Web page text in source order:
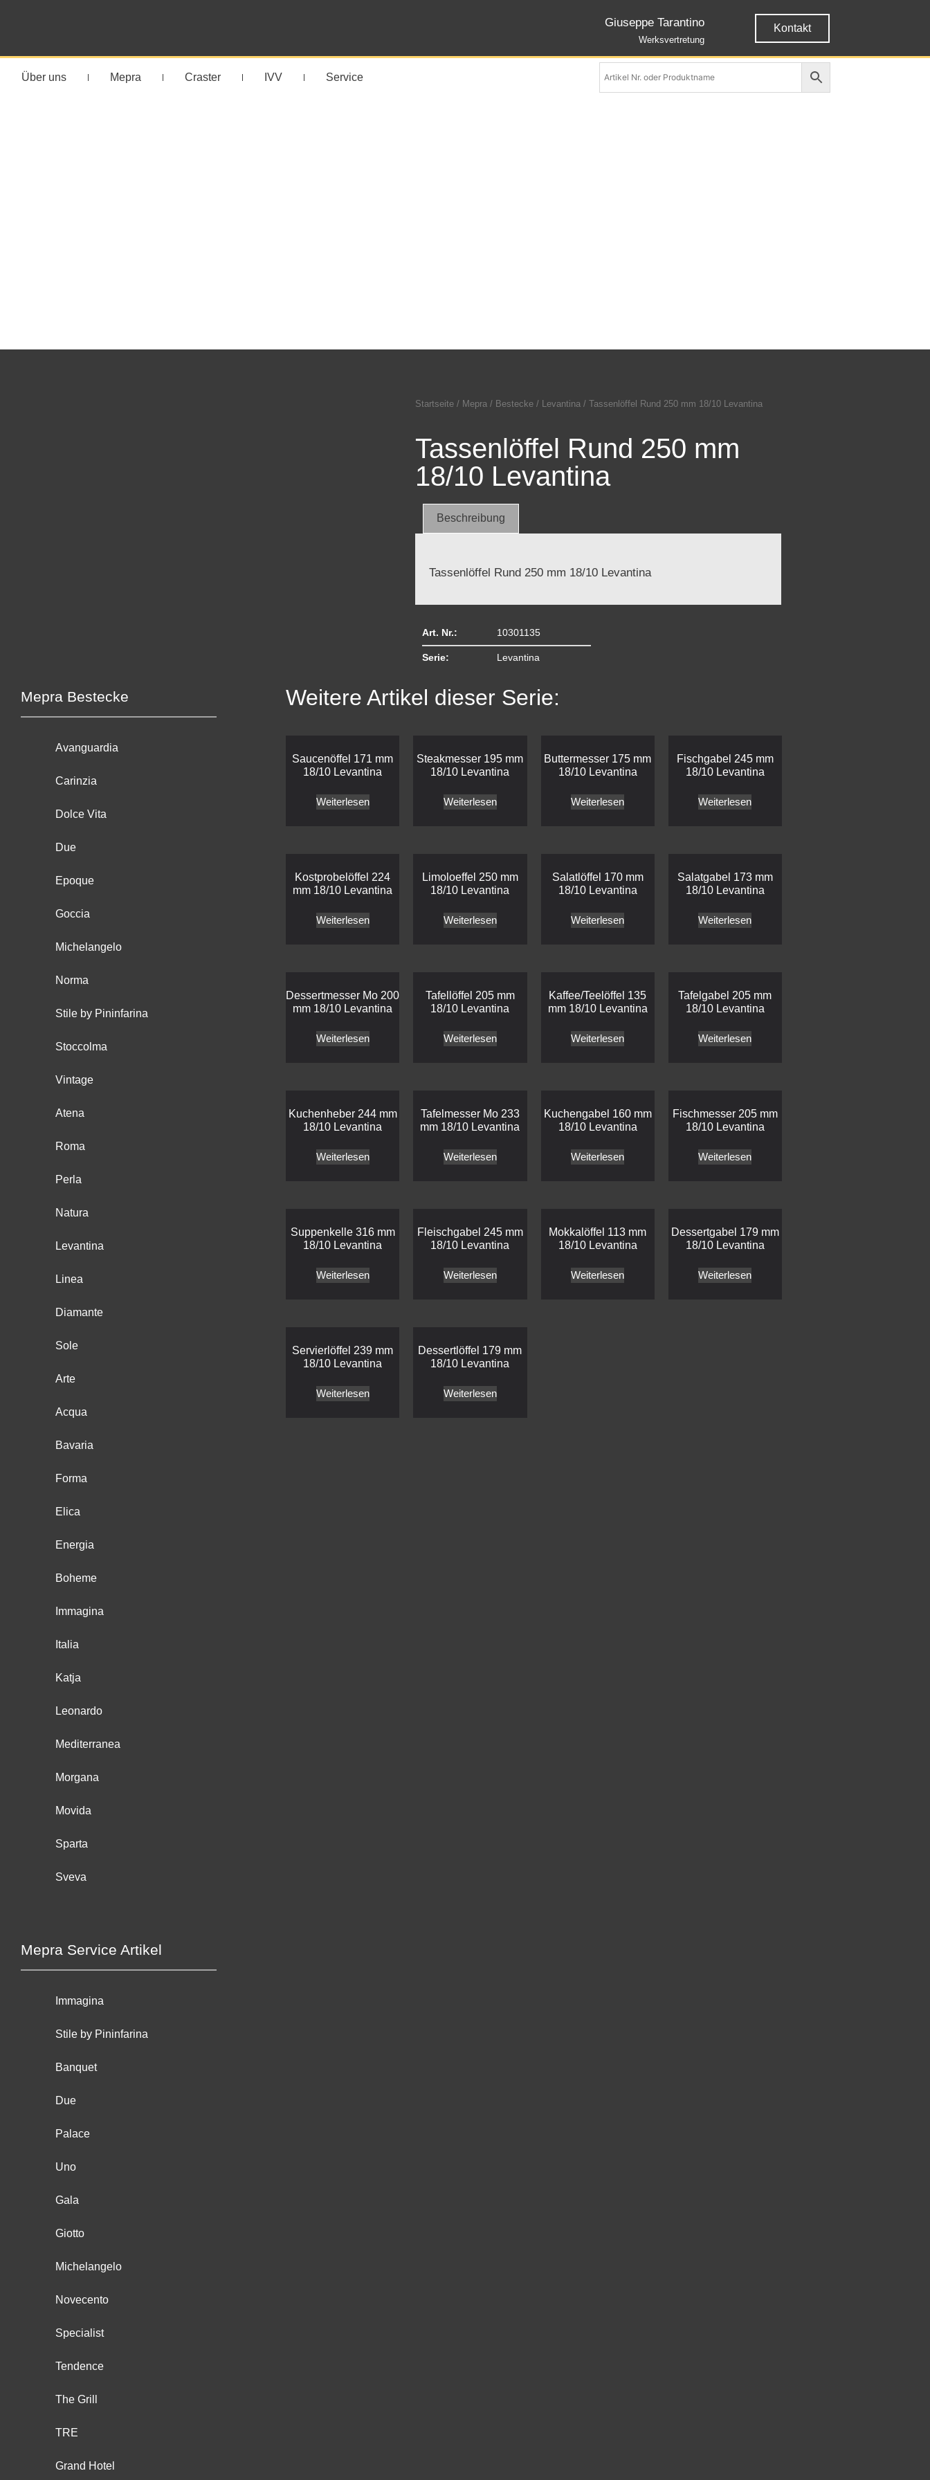
Giuseppe Tarantino
Werksvertretung
Kontakt
Über uns Mepra Craster IVV Service
Startseite / Mepra / Bestecke / Levantina / Tassenlöffel Rund 250 mm 18/10 Levantina
Tassenlöffel Rund 250 mm
18/10 Levantina
Beschreibung
Tassenlöffel Rund 250 mm 18/10 Levantina
Art. Nr.: 10301135
Serie: Levantina
Mepra Bestecke
Avanguardia
Carinzia
Dolce Vita
Due
Epoque
Goccia
Michelangelo
Norma
Stile by Pininfarina
Stoccolma
Vintage
Atena
Roma
Perla
Natura
Levantina
Linea
Diamante
Sole
Arte
Acqua
Bavaria
Forma
Elica
Energia
Boheme
Immagina
Italia
Katja
Leonardo
Mediterranea
Morgana
Movida
Sparta
Sveva
Mepra Service Artikel
Immagina
Stile by Pininfarina
Banquet
Due
Palace
Uno
Gala
Giotto
Michelangelo
Novecento
Specialist
Tendence
The Grill
TRE
Grand Hotel
Weitere Artikel dieser Serie:
Saucenöffel 171 mm
18/10 Levantina
Weiterlesen
Steakmesser 195 mm
18/10 Levantina
Weiterlesen
Buttermesser 175 mm
18/10 Levantina
Weiterlesen
Fischgabel 245 mm
18/10 Levantina
Weiterlesen
Kostprobelöffel 224
mm 18/10 Levantina
Weiterlesen
Limoloeffel 250 mm
18/10 Levantina
Weiterlesen
Salatlöffel 170 mm
18/10 Levantina
Weiterlesen
Salatgabel 173 mm
18/10 Levantina
Weiterlesen
Dessertmesser Mo 200
mm 18/10 Levantina
Weiterlesen
Tafellöffel 205 mm
18/10 Levantina
Weiterlesen
Kaffee/Teelöffel 135
mm 18/10 Levantina
Weiterlesen
Tafelgabel 205 mm
18/10 Levantina
Weiterlesen
Kuchenheber 244 mm
18/10 Levantina
Weiterlesen
Tafelmesser Mo 233
mm 18/10 Levantina
Weiterlesen
Kuchengabel 160 mm
18/10 Levantina
Weiterlesen
Fischmesser 205 mm
18/10 Levantina
Weiterlesen
Suppenkelle 316 mm
18/10 Levantina
Weiterlesen
Fleischgabel 245 mm
18/10 Levantina
Weiterlesen
Mokkalöffel 113 mm
18/10 Levantina
Weiterlesen
Dessertgabel 179 mm
18/10 Levantina
Weiterlesen
Servierlöffel 239 mm
18/10 Levantina
Weiterlesen
Dessertlöffel 179 mm
18/10 Levantina
Weiterlesen